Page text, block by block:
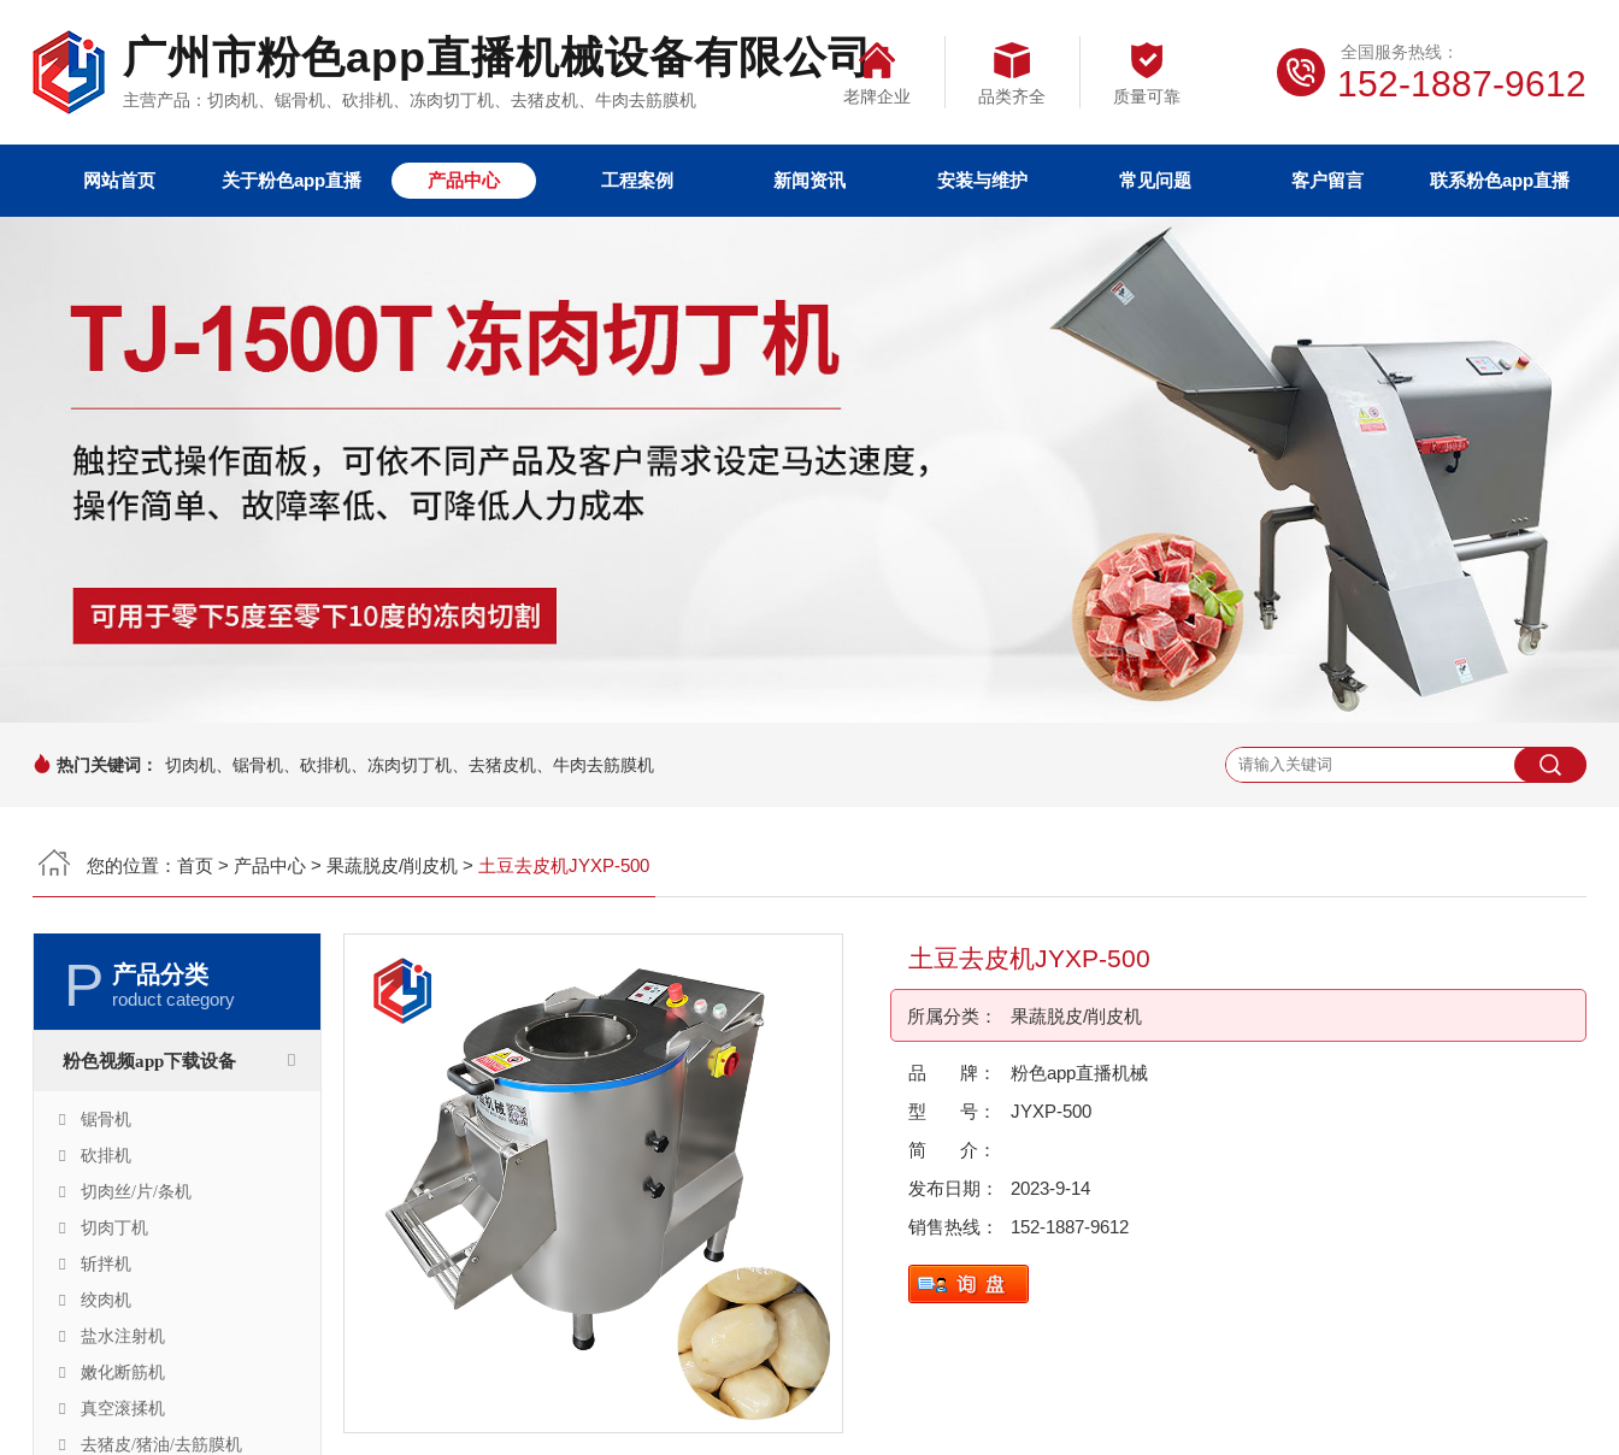
广州市粉色app直播机械设备有限公司
主营产品：切肉机、锯骨机、砍排机、冻肉切丁机、去猪皮机、牛肉去筋膜机 老牌企业 品类齐全 质量可靠
全国服务热线：
152-1887-9612
网站首页 关于粉色app直播 产品中心 工程案例 新闻资讯 安装与维护 常见问题 客户留言 联系粉色app直播
热门关键词： 切肉机、锯骨机、砍排机、冻肉切丁机、去猪皮机、牛肉去筋膜机
您的位置： 首页> 产品中心> 果蔬脱皮/削皮机> 土豆去皮机JYXP-500
P 产品分类
roduct category
粉色视频app下载设备
锯骨机
砍排机
切肉丝/片/条机
切肉丁机
斩拌机
绞肉机
盐水注射机
嫩化断筋机
真空滚揉机
去猪皮/猪油/去筋膜机
土豆去皮机JYXP-500
所属分类： 果蔬脱皮/削皮机
品 牌：
粉色app直播机械
型 号：
JYXP-500
简 介：
发布日期：
2023-9-14
销售热线：
152-1887-9612